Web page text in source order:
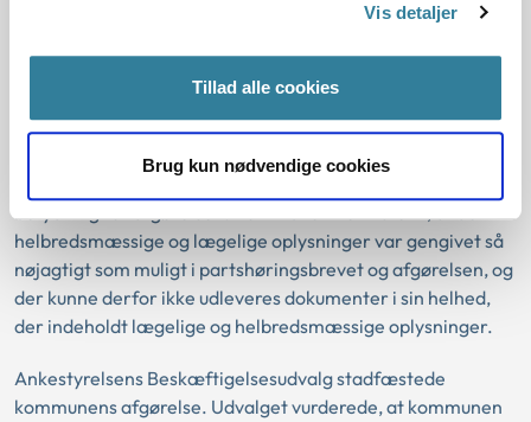
Vis detaljer
Tillad alle cookies
Brug kun nødvendige cookies
fastsatte frist. Kommunen gav delvis afslag på aktindsigt
Kommunen begrundede det delvise afslag på aktindsigt
med, at der alene kunne gives aktindsigt i de
betydning for afgørelsen. Kommunen henviste til, at de
helbredsmæssige og lægelige oplysninger var gengivet så
nøjagtigt som muligt i partshøringsbrevet og afgørelsen, og
der kunne derfor ikke udleveres dokumenter i sin helhed,
der indeholdt lægelige og helbredsmæssige oplysninger.
Ankestyrelsens Beskæftigelsesudvalg stadfæstede
kommunens afgørelse. Udvalget vurderede, at kommunen